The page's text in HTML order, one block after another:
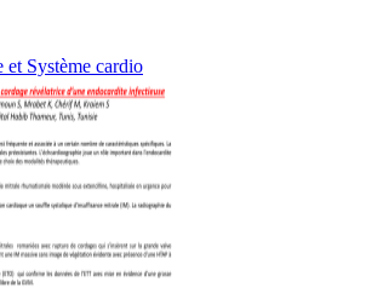
Système cardio